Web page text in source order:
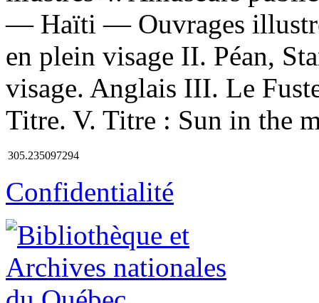
— Haïti — Ouvrages
en plein visage II. Péan,
visage. Anglais III. Le
Titre. V. Titre : Sun in the
305.235097294
Confidentialité